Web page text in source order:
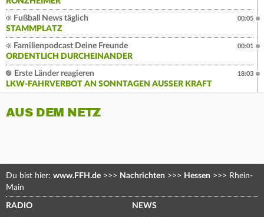
Fußball News täglich
STAMMPLATZ
00:05
Familienpodcast Deine Freunde
ORDENTLICH DURCHEINANDER
00:01
Erste Länder reagieren
LKW-FAHRVERBOT AN SONNTAGEN AUSSER KRAFT
18:03
AUS DEM NETZ
Du bist hier: www.FFH.de >>> Nachrichten >>> Hessen >>> Rhein-
Main
RADIO NEWS